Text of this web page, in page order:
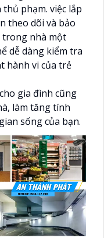
phạm. việc lắp
theo dõi và bảo
trong nhà một
dễ dàng kiểm tra
hành vi của trẻ
gia đình cũng
làm tăng tính
sống của bạn.